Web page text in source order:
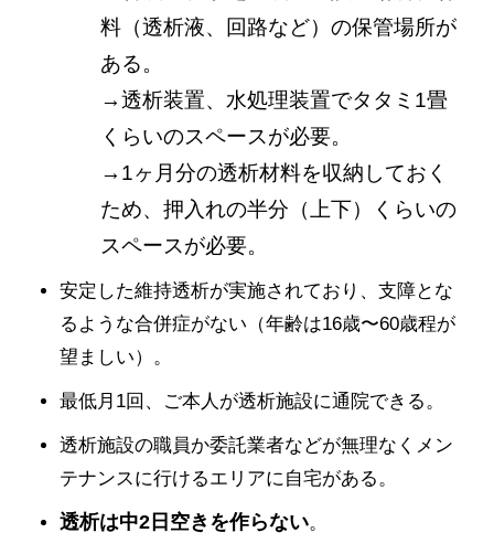
料（透析液、回路など）の保管場所が
ある。
→透析装置、水処理装置でタタミ1畳
くらいのスペースが必要。
→1ヶ月分の透析材料を収納しておく
ため、押入れの半分（上下）くらいの
スペースが必要。
安定した維持透析が実施されており、支障とな
るような合併症がない（年齢は16歳〜60歳程が
望ましい）。
最低月1回、ご本人が透析施設に通院できる。
透析施設の職員か委託業者などが無理なくメン
テナンスに行けるエリアに自宅がある。
透析は中2日空きを作らない。